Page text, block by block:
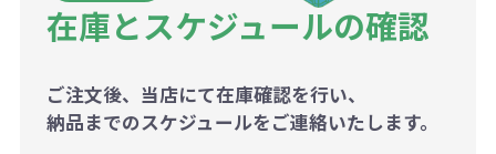
在庫とスケジュールの確認
ご注文後、当店にて在庫確認を行い、
納品までのスケジュールをご連絡いたします。